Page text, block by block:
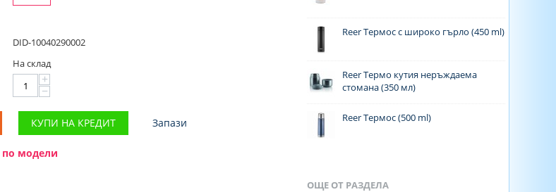
DID-10040290002
На склад
+
−
КУПИ НА КРЕДИТ Запази
по модели
Reer Термос с широко гърло (450 ml)
Reer Термо кутия неръждаема
стомана (350 мл)
Reer Термос (500 ml)
ОЩЕ ОТ РАЗДЕЛА